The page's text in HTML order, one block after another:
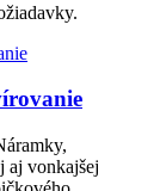
aj vonkajšej